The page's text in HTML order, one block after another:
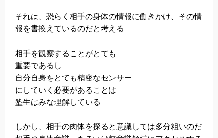
それは、恐らく相手の身体の情報に働きかけ、その情
報を書換えているのだと考える
相手を観察することがとても
重要であるし
自分自身をとても精密なセンサー
にしていく必要があることは
塾生はみな理解している
しかし、相手の肉体を探ると意識しては多分粗いのだ